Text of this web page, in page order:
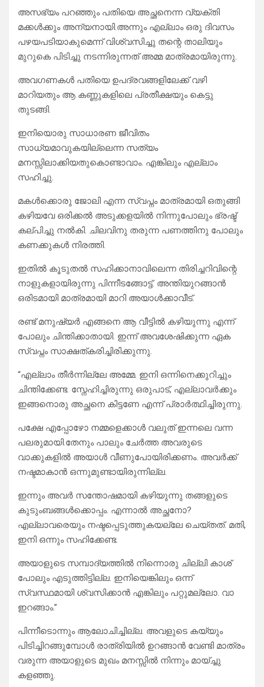
അസഭ്യം പറഞ്ഞും പതിയെ അച്ഛനെന്ന വ്യക്തി
മക്കൾക്കും അന്യനായി.അന്നും എല്ലാം ഒരു ദിവസം
പഴയപടിയാകുമെന്ന് വിശ്വസിച്ചു തന്റെ താലിയും
മുറുകെ പിടിച്ചു നടന്നിരുന്നത് അമ്മ മാത്രമായിരുന്നു.
അവഗണകൾ പതിയെ ഉപദ്രവങ്ങളിലേക്ക് വഴി
മാറിയതും ആ കണ്ണുകളിലെ പ്രതീക്ഷയും കെട്ടു
തുടങ്ങി.
ഇനിയൊരു സാധാരണ ജീവിതം
സാധ്യമാവുകയില്ലെന്ന സത്യം
മനസ്സിലാക്കിയതുകൊണ്ടാവാം. എങ്കിലും എല്ലാം
സഹിച്ചു.
മകൾക്കൊരു ജോലി എന്ന സ്വപ്നം മാത്രമായി ഒതുങ്ങി
കഴിയവേ ഒരിക്കൽ അടുക്കളയിൽ നിന്നുപോലും ഭ്രഷ്ട്
കല്പിച്ചു നൽകി. ചിലവിനു തരുന്ന പണത്തിനു പോലും
കണക്കുകൾ നിരത്തി.
ഇതിൽ കൂടുതൽ സഹിക്കാനാവിലെന്ന തിരിച്ചറിവിന്റെ
നാളുകളായിരുന്നു പിന്നീടങ്ങോട്ട്. അന്തിയുറങ്ങാൻ
ഒരിടമായി മാത്രമായി മാറി അയാൾക്കാവീട്.
രണ്ട് മനുഷ്യർ എങ്ങനെ ആ വീട്ടിൽ കഴിയുന്നു എന്ന്
പോലും ചിന്തിക്കാതായി. ഇന്ന് അവശേഷിക്കുന്ന ഏക
സ്വപ്നം സാക്ഷത്കരിച്ചിരിക്കുന്നു.
“എല്ലാം തീർന്നില്ലേ അമ്മേ. ഇനി ഒന്നിനെക്കുറിച്ചും
ചിന്തിക്കേണ്ട. സ്നേഹിച്ചിരുന്നു ഒരുപാട്, എല്ലാവർക്കും
ഇങ്ങനൊരു അച്ഛനെ കിട്ടണേ എന്ന് പ്രാർത്ഥിച്ചിരുന്നു.
പക്ഷേ എപ്പോഴോ നമ്മളെക്കാൾ വലുത് ഇന്നലെ വന്ന
പലരുമായി.തേനും പാലും ചേർത്ത അവരുടെ
വാക്കുകളിൽ അയാൾ വീണുപോയിരിക്കണം. അവർക്ക്
നഷ്ടമാകാൻ ഒന്നുമുണ്ടായിരുന്നില്ല.
ഇന്നും അവർ സന്തോഷമായി കഴിയുന്നു തങ്ങളുടെ
കുടുംബങ്ങൾക്കൊപ്പം. എന്നാൽ അച്ഛനോ?
എല്ലാവരെയും നഷ്ടപ്പെടുത്തുകയല്ലേ ചെയ്തത്. മതി,
ഇനി ഒന്നും സഹിക്കേണ്ട.
അയാളുടെ സമ്പാദ്യത്തിൽ നിന്നൊരു ചില്ലി കാശ്
പോലും എടുത്തിട്ടില്ല. ഇനിയെങ്കിലും ഒന്ന്
സ്വസ്ഥമായി ശ്വസിക്കാൻ എങ്കിലും പറ്റുമല്ലോ. വാ
ഇറങ്ങാം.”
പിന്നീടൊന്നും ആലോചിച്ചില്ല. അവളുടെ കയ്യും
പിടിച്ചിറങ്ങുമ്പോൾ രാത്രിയിൽ ഉറങ്ങാൻ വേണ്ടി മാത്രം
വരുന്ന അയാളുടെ മുഖം മനസ്സിൽ നിന്നും മായ്ച്ചു
കളഞ്ഞു.